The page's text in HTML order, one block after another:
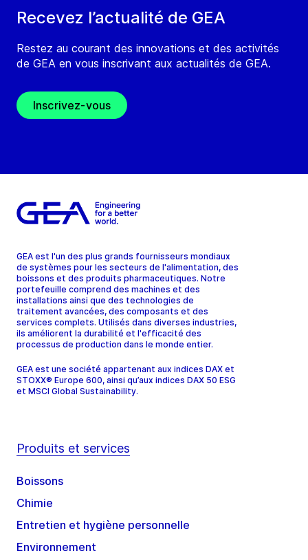
Recevez l’actualité de GEA
Restez au courant des innovations et des activités
de GEA en vous inscrivant aux actualités de GEA.
Inscrivez-vous
GEA est l'un des plus grands fournisseurs mondiaux
de systèmes pour les secteurs de l'alimentation, des
boissons et des produits pharmaceutiques. Notre
portefeuille comprend des machines et des
installations ainsi que des technologies de
traitement avancées, des composants et des
services complets. Utilisés dans diverses industries,
ils améliorent la durabilité et l'efficacité des
processus de production dans le monde entier.
GEA est une société appartenant aux indices DAX et
STOXX® Europe 600, ainsi qu’aux indices DAX 50 ESG
et MSCI Global Sustainability.
Produits et services
Boissons
Chimie
Entretien et hygiène personnelle
Environnement